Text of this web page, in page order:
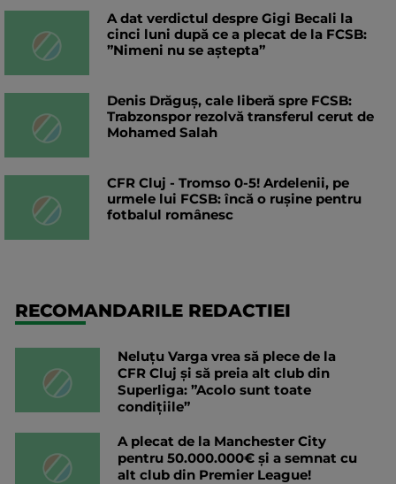
A dat verdictul despre Gigi Becali la
cinci luni după ce a plecat de la FCSB:
”Nimeni nu se aștepta”
Denis Drăguș, cale liberă spre FCSB:
Trabzonspor rezolvă transferul cerut de
Mohamed Salah
CFR Cluj - Tromso 0-5! Ardelenii, pe
urmele lui FCSB: încă o rușine pentru
fotbalul românesc
RECOMANDARILE REDACTIEI
Neluțu Varga vrea să plece de la
CFR Cluj și să preia alt club din
Superliga: ”Acolo sunt toate
condițiile”
A plecat de la Manchester City
pentru 50.000.000€ și a semnat cu
alt club din Premier League!